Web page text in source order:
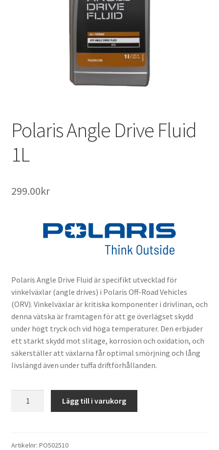
Polaris Angle Drive Fluid
1L
299.00kr
Polaris Angle Drive Fluid är specifikt utvecklad för
vinkelväxlar (angle drives) i Polaris Off-Road Vehicles
(ORV). Vinkelväxlar är kritiska komponenter i drivlinan, och
denna vätska är framtagen för att ge överlägset skydd
under högt tryck och vid höga temperaturer. Den erbjuder
ett starkt skydd mot slitage, korrosion och oxidation, och
säkerställer att växlarna får optimal smörjning och lång
livslängd även under tuffa driftförhållanden.
1L
Lägg till i varukorg
Artikelnr: PO502510